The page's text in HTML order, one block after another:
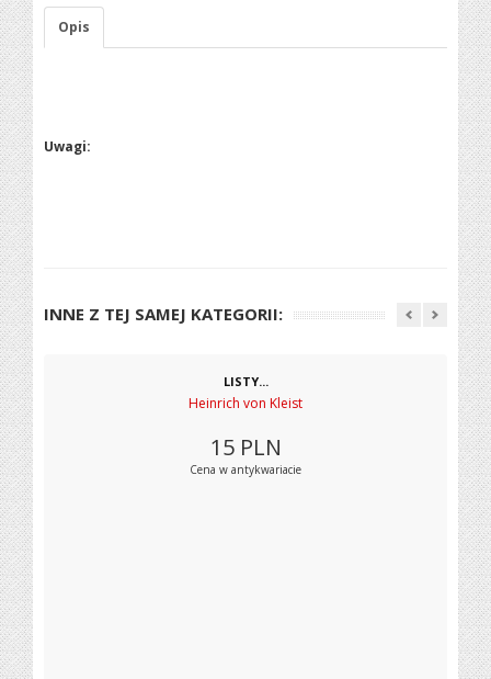
Opis
Uwagi:
INNE Z TEJ SAMEJ KATEGORII:
LISTY...
Heinrich von Kleist
15 PLN
Cena w antykwariacie